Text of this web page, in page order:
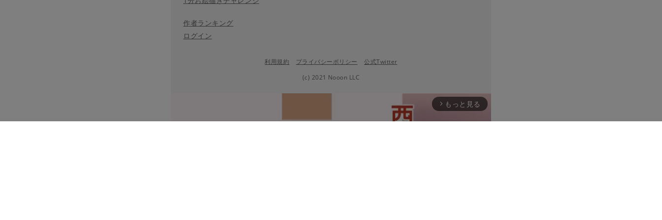
作者ランキング
ログイン
利用規約 プライバシーポリシー
公式Twitter
(c) 2021 Nooon LLC
arrow_forward_ios もっと見る